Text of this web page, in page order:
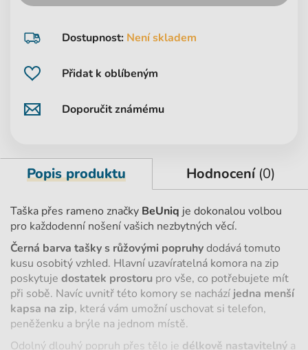
Přidat k oblíbeným
Doporučit známému
Dostupnost: Není skladem
Popis produktu Hodnocení (0)
Taška přes rameno značky BeUniq je dokonalou volbou
pro každodenní nošení vašich nezbytných věcí.
Černá barva tašky s růžovými popruhydodává tomuto
kusu osobitý vzhled. Hlavní uzavíratelná komora na zip
poskytuje dostatek prostoru pro vše, co potřebujete mít
při sobě. Navíc uvnitř této komory se nachází jedna menší
kapsa na zip, která vám umožní uschovat si telefon,
peněženku a brýle na jednom místě.
Odolný dlouhý popruh přes tělo je délkově nastavitelný a